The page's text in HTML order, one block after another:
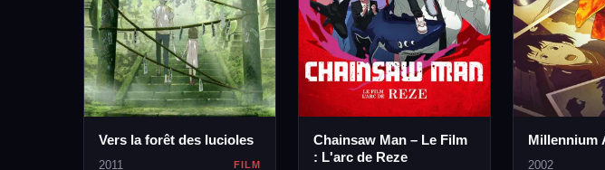
Vers la forêt des lucioles
2011 FILM
Chainsaw Man – Le Film
: L'arc de Reze
Millennium
2002